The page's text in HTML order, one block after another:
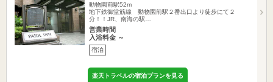
動物園前駅52m
地下鉄御堂筋線 動物園前駅２番出口より徒歩にて２
分！！JR、南海の駅…
営業時間
入浴料金 ～
宿泊
楽天トラベルの宿泊プランを見る